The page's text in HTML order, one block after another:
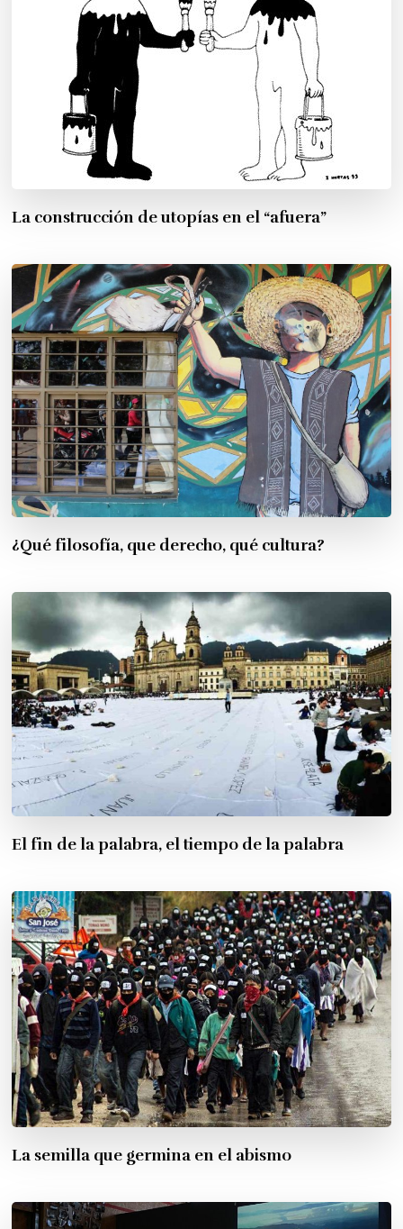
La construcción de utopías en el “afuera”
¿Qué filosofía, que derecho, qué cultura?
El fin de la palabra, el tiempo de la palabra
La semilla que germina en el abismo